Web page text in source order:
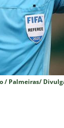
] Fluminense
]
Cruzeiro X
APOSTAS
/ Palmeiras/